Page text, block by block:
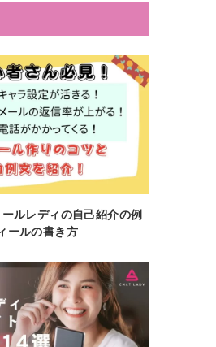
ールレディの自己紹介の例
ールの書き方